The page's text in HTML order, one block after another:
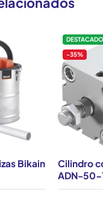
Bikain
Cilindro
ADN-
DESTACADO
-35%